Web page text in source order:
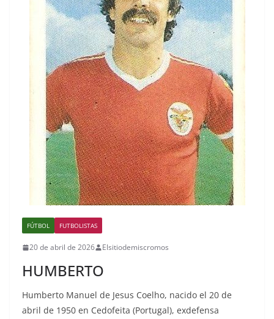
FÚTBOL FUTBOLISTAS
20 de abril de 2026 Elsitiodemiscromos
HUMBERTO
Humberto Manuel de Jesus Coelho, nacido el 20 de
abril de 1950 en Cedofeita (Portugal), exdefensa